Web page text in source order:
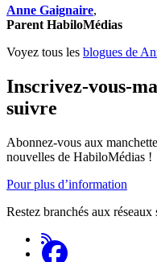
Anne Gaignaire,
Parent HabiloMédias
Voyez tous les blogues de
Inscrivez-vous-
suivre
Abonnez-vous aux
nouvelles de HabiloMédias !
Pour plus d’information
Restez branchés aux réseaux